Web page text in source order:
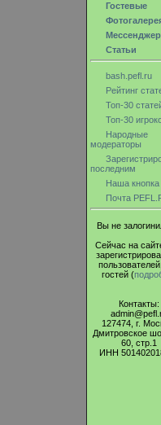
Гостевые
Мессенджер
Статьи
bash.pefl.ru
Рейтинг
Топ-30
Топ-30
Народные
модераторы
последним
Наша кнопка
Почта
Вы не
Сейчас на
гостей (
Контакты:
127474, г.
Дмитровское
60, стр.1
ИНН